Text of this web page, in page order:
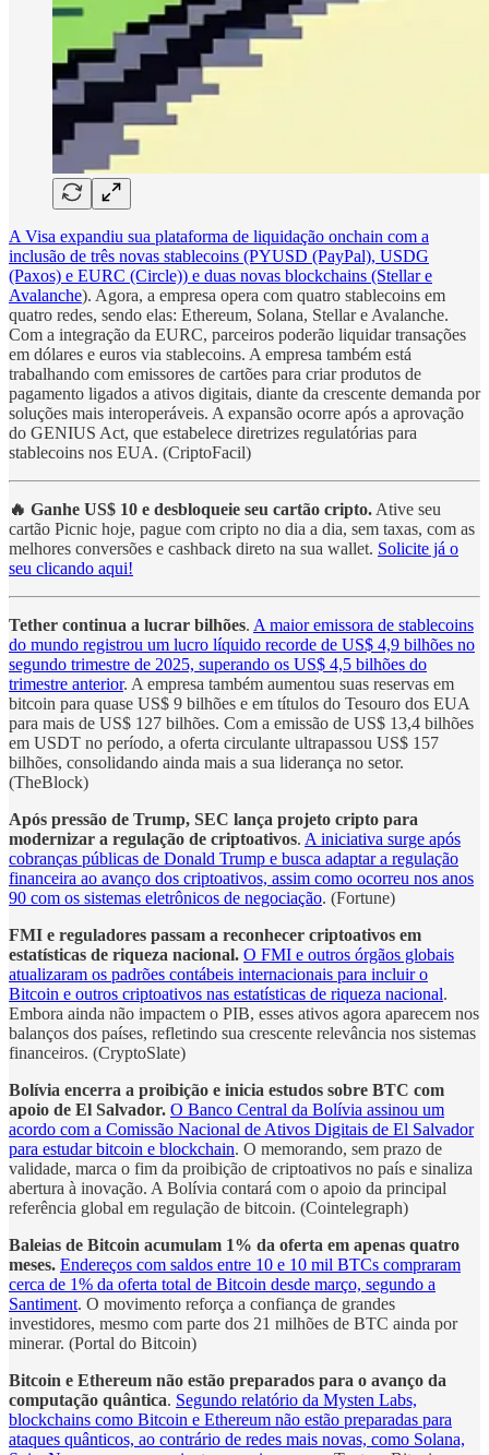
A Visa expandiu sua plataforma de liquidação onchain com a
inclusão de três novas stablecoins (PYUSD (PayPal), USDG
(Paxos) e EURC (Circle)) e duas novas blockchains (Stellar e
Avalanche). Agora, a empresa opera com quatro stablecoins em
quatro redes, sendo elas: Ethereum, Solana, Stellar e Avalanche.
Com a integração da EURC, parceiros poderão liquidar transações
em dólares e euros via stablecoins. A empresa também está
trabalhando com emissores de cartões para criar produtos de
pagamento ligados a ativos digitais, diante da crescente demanda por
soluções mais interoperáveis. A expansão ocorre após a aprovação
do GENIUS Act, que estabelece diretrizes regulatórias para
stablecoins nos EUA. (CriptoFacil)
🔥 Ganhe US$ 10 e desbloqueie seu cartão cripto. Ative seu
cartão Picnic hoje, pague com cripto no dia a dia, sem taxas, com as
melhores conversões e cashback direto na sua wallet. Solicite já o
seu clicando aqui!
Tether continua a lucrar bilhões. A maior emissora de stablecoins
do mundo registrou um lucro líquido recorde de US$ 4,9 bilhões no
segundo trimestre de 2025, superando os US$ 4,5 bilhões do
trimestre anterior. A empresa também aumentou suas reservas em
bitcoin para quase US$ 9 bilhões e em títulos do Tesouro dos EUA
para mais de US$ 127 bilhões. Com a emissão de US$ 13,4 bilhões
em USDT no período, a oferta circulante ultrapassou US$ 157
bilhões, consolidando ainda mais a sua liderança no setor.
(TheBlock)
Após pressão de Trump, SEC lança projeto cripto para
modernizar a regulação de criptoativos. A iniciativa surge após
cobranças públicas de Donald Trump e busca adaptar a regulação
financeira ao avanço dos criptoativos, assim como ocorreu nos anos
90 com os sistemas eletrônicos de negociação. (Fortune)
FMI e reguladores passam a reconhecer criptoativos em
estatísticas de riqueza nacional. O FMI e outros órgãos globais
atualizaram os padrões contábeis internacionais para incluir o
Bitcoin e outros criptoativos nas estatísticas de riqueza nacional.
Embora ainda não impactem o PIB, esses ativos agora aparecem nos
balanços dos países, refletindo sua crescente relevância nos sistemas
financeiros. (CryptoSlate)
Bolívia encerra a proibição e inicia estudos sobre BTC com
apoio de El Salvador. O Banco Central da Bolívia assinou um
acordo com a Comissão Nacional de Ativos Digitais de El Salvador
para estudar bitcoin e blockchain. O memorando, sem prazo de
validade, marca o fim da proibição de criptoativos no país e sinaliza
abertura à inovação. A Bolívia contará com o apoio da principal
referência global em regulação de bitcoin. (Cointelegraph)
Baleias de Bitcoin acumulam 1% da oferta em apenas quatro
meses. Endereços com saldos entre 10 e 10 mil BTCs compraram
cerca de 1% da oferta total de Bitcoin desde março, segundo a
Santiment. O movimento reforça a confiança de grandes
investidores, mesmo com parte dos 21 milhões de BTC ainda por
minerar. (Portal do Bitcoin)
Bitcoin e Ethereum não estão preparados para o avanço da
computação quântica. Segundo relatório da Mysten Labs,
blockchains como Bitcoin e Ethereum não estão preparadas para
ataques quânticos, ao contrário de redes mais novas, como Solana,